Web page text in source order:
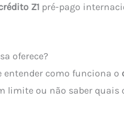
Z1 pré-pago
oferece?
entender como funciona o
limite ou não saber quais